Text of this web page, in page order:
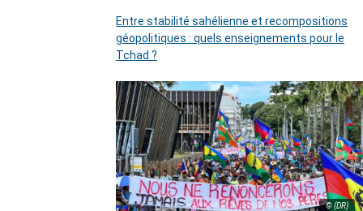
Entre stabilité sahélienne et recompositions
géopolitiques : quels enseignements pour le
Tchad ?
© (DR)